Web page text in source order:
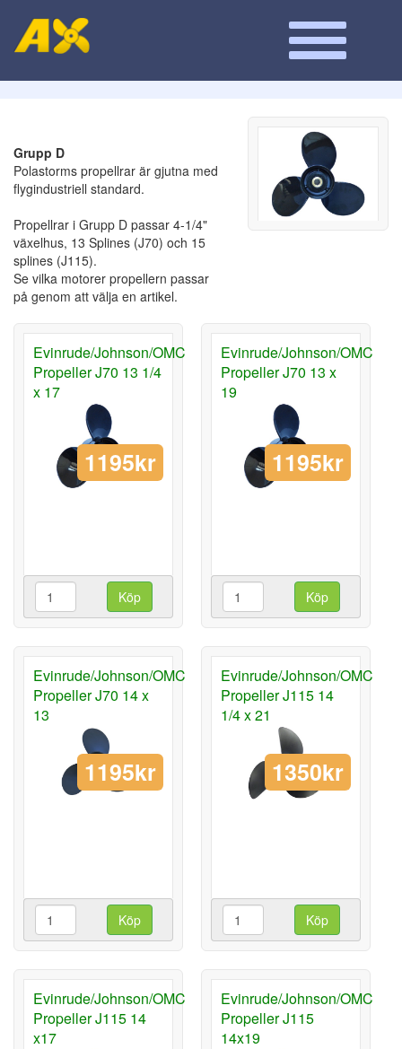
Grupp D
Polastorms propellrar är gjutna med
flygindustriell standard.
Propellrar i Grupp D passar 4-1/4"
växelhus, 13 Splines (J70) och 15
splines (J115).
Se vilka motorer propellern passar
på genom att välja en artikel.
Evinrude/Johnson/OMC
Propeller J70 13 1/4
x 17
1195kr
Köp
Evinrude/Johnson/OMC
Propeller J70 13 x
19
1195kr
Köp
Evinrude/Johnson/OMC
Propeller J70 14 x
13
1195kr
Köp
Evinrude/Johnson/OMC
Propeller J115 14
1/4 x 21
1350kr
Köp
Evinrude/Johnson/OMC
Propeller J115 14
x17
Evinrude/Johnson/OMC
Propeller J115
14x19